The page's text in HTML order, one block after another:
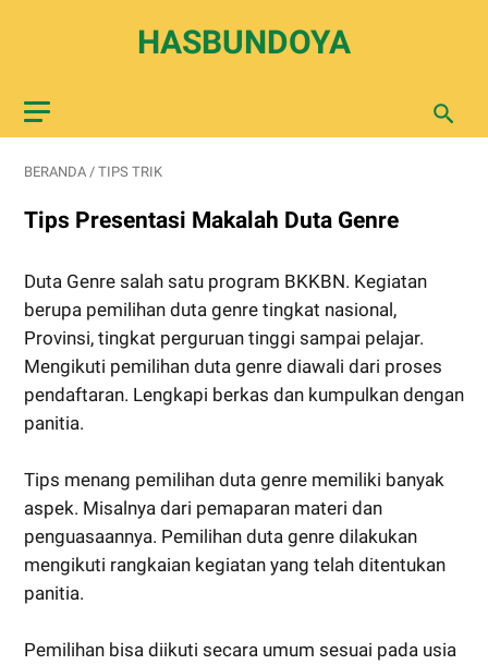
HASBUNDOYA
BERANDA / TIPS TRIK
Tips Presentasi Makalah Duta Genre
Duta Genre salah satu program BKKBN. Kegiatan
berupa pemilihan duta genre tingkat nasional,
Provinsi, tingkat perguruan tinggi sampai pelajar.
Mengikuti pemilihan duta genre diawali dari proses
pendaftaran. Lengkapi berkas dan kumpulkan dengan
panitia.
Tips menang pemilihan duta genre memiliki banyak
aspek. Misalnya dari pemaparan materi dan
penguasaannya. Pemilihan duta genre dilakukan
mengikuti rangkaian kegiatan yang telah ditentukan
panitia.
Pemilihan bisa diikuti secara umum sesuai pada usia